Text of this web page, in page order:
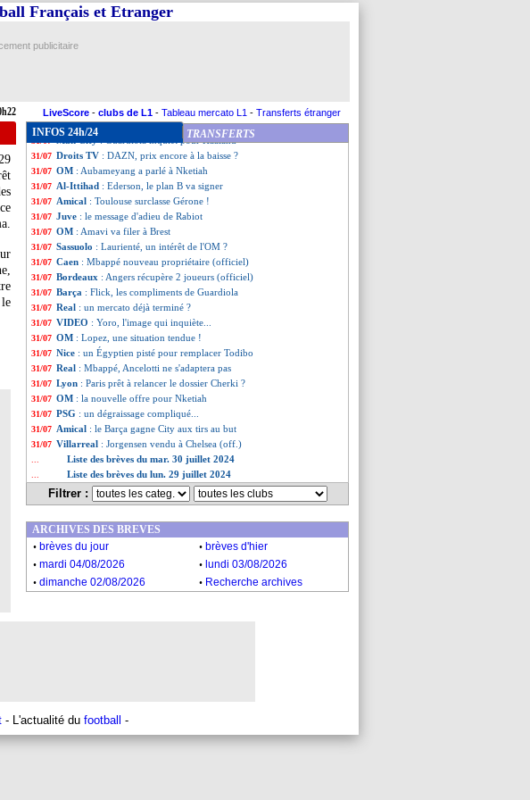
Français et Etranger
publicitaire
LiveScore - clubs de L1 - Tableau mercato L1 - Transferts étranger
INFOS 24h/24 TRANSFERTS
31/07 Nice: l'OM, Clauss voulait un autre cadre
31/07 Gérone : la Roma confiante pour Dovbyk
31/07 JO: un sabreur français aux couleurs de l'OM !
31/07 Rennes : Gallon se rapproche de Nice
31/07 EdF (JO): l'Argentine, Mateta évoque le passif
: Guardiola inquiet pour Haaland
31/07 Droits TV : DAZN, prix encore à la baisse ?
31/07 OM : Aubameyang a parlé à Nketiah
31/07 Al-Ittihad : Ederson, le plan B va signer
31/07 Amical : Toulouse surclasse Gérone !
31/07 Juve : le message d'adieu de Rabiot
31/07 OM : Amavi va filer à Brest
31/07 Sassuolo : Laurienté, un intérêt de l'OM ?
31/07 Caen : Mbappé nouveau propriétaire (officiel)
31/07 Bordeaux : Angers récupère 2 joueurs (officiel)
31/07 Barça : Flick, les compliments de Guardiola
31/07 Real : un mercato déjà terminé ?
31/07 VIDEO : Yoro, l'image qui inquiète...
31/07 OM : Lopez, une situation tendue !
31/07 Nice : un Égyptien pisté pour remplacer Todibo
31/07 Real : Mbappé, Ancelotti ne s'adaptera pas
31/07 Lyon : Paris prêt à relancer le dossier Cherki ?
31/07 OM : la nouvelle offre pour Nketiah
31/07 PSG : un dégraissage compliqué...
31/07 Amical : le Barça gagne City aux tirs au but
31/07 Villarreal : Jorgensen vendu à Chelsea (off.)
Liste des brèves du mar. 30 juillet 2024
Liste des brèves du lun. 29 juillet 2024
Filtrer :
ARCHIVES DES BREVES
. brèves du jour . brèves d'hier
. mardi 04/08/2026 . lundi 03/08/2026
. dimanche 02/08/2026 . Recherche archives
- L'actualité du football -